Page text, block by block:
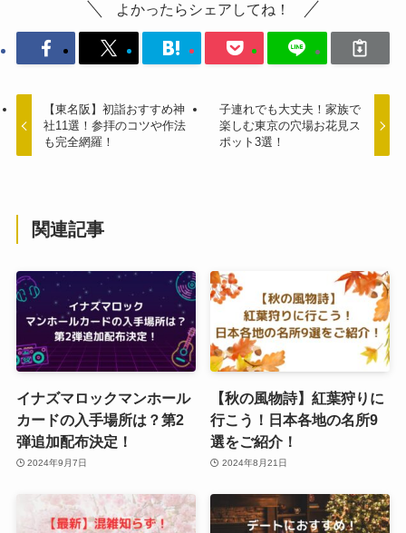
よかったらシェアしてね！
【東名阪】初詣おすすめ神
社11選！参拝のコツや作法
も完全網羅！
子連れでも大丈夫！家族で
楽しむ東京の穴場お花見ス
ポット3選！
関連記事
イナズマロックマンホール
カードの入手場所は？第2
弾追加配布決定！
2024年9月7日
【秋の風物詩】紅葉狩りに
行こう！日本各地の名所9
選をご紹介！
2024年8月21日